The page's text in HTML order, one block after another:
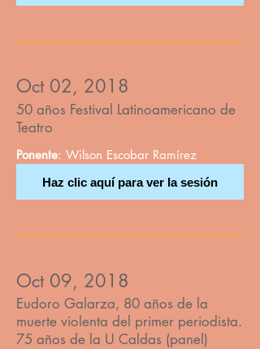
Oct 02, 2018
50 años Festival Latinoamericano de
Teatro
Ponente: Wilson Escobar Ramírez
Haz clic aquí para ver la sesión
Oct 09, 2018
Eudoro Galarza, 80 años de la
muerte violenta del primer periodista.
75 años de la U Caldas (panel)